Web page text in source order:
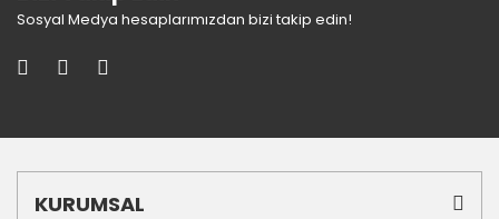
Sosyal Medya hesaplarımızdan bizi takip edin!
KURUMSAL